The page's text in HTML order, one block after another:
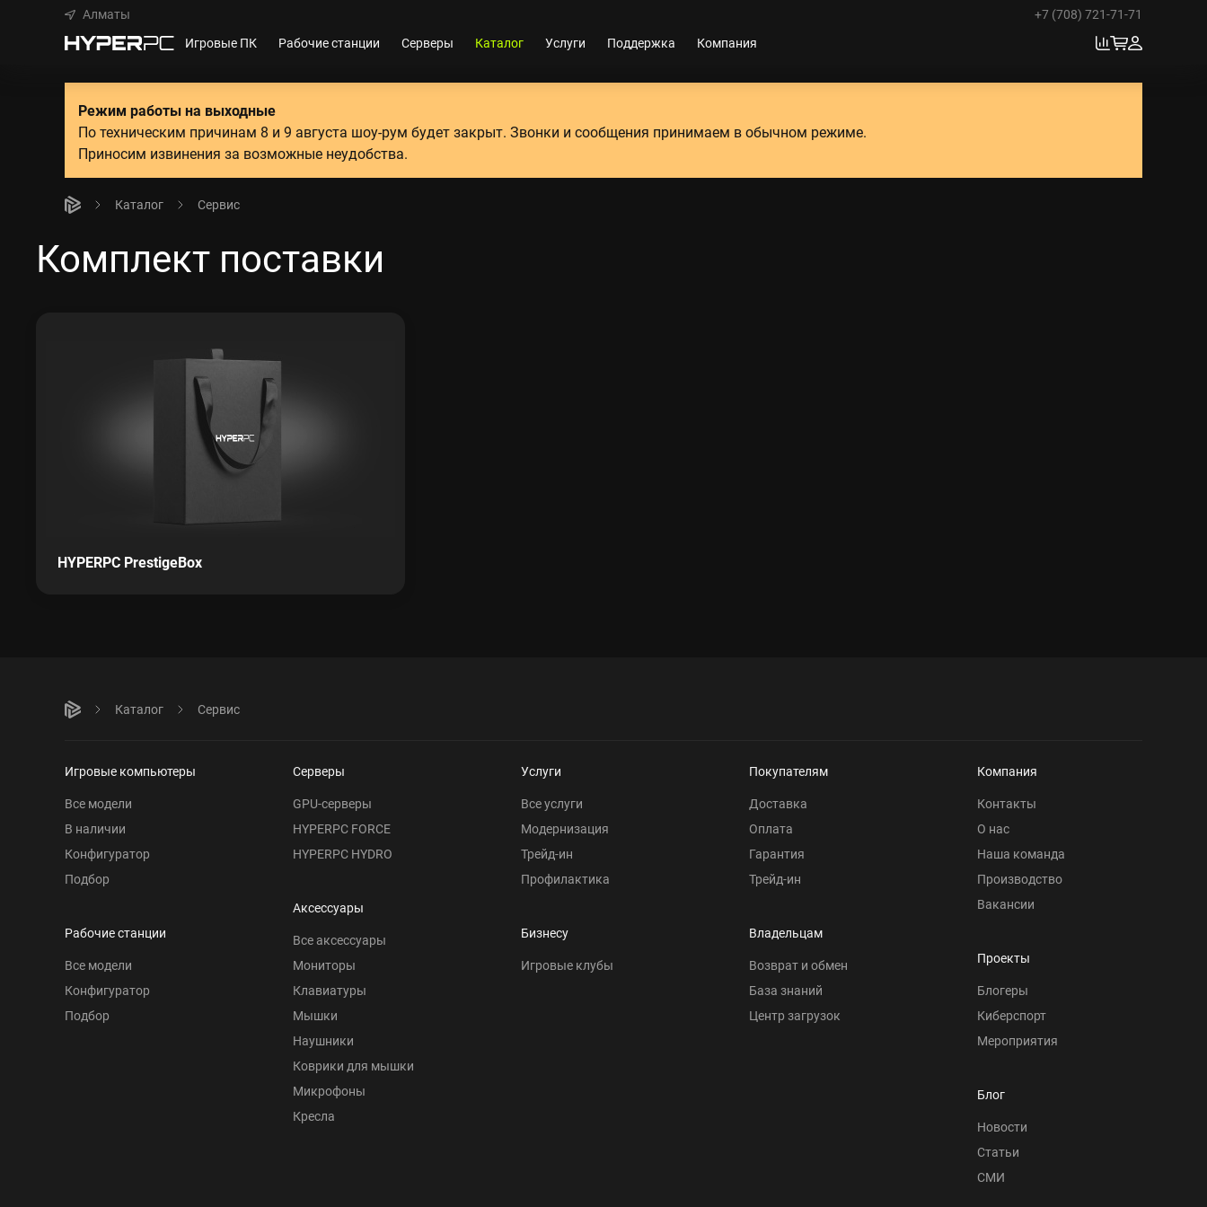
Алматы
+7 (708) 721-71-71
Игровые ПК
Рабочие станции Серверы Каталог Услуги Поддержка Компания
Режим работы на выходные
По техническим причинам 8 и 9 августа шоу-рум будет закрыт. Звонки и сообщения принимаем в обычном режиме.
Приносим извинения за возможные неудобства.
Каталог Сервис
Комплект поставки
HYPERPC PrestigeBox
Каталог Сервис
Игровые компьютеры
Все модели
В наличии
Конфигуратор
Подбор
Рабочие станции
Все модели
Конфигуратор
Подбор
Серверы
GPU-серверы
HYPERPC FORCE
HYPERPC HYDRO
Аксессуары
Все аксессуары
Мониторы
Клавиатуры
Мышки
Наушники
Коврики для мышки
Микрофоны
Кресла
Услуги
Все услуги
Модернизация
Трейд-ин
Профилактика
Бизнесу
Игровые клубы
Покупателям
Доставка
Оплата
Гарантия
Трейд-ин
Владельцам
Возврат и обмен
База знаний
Центр загрузок
Компания
Контакты
О нас
Наша команда
Производство
Вакансии
Проекты
Блогеры
Киберспорт
Мероприятия
Блог
Новости
Статьи
СМИ